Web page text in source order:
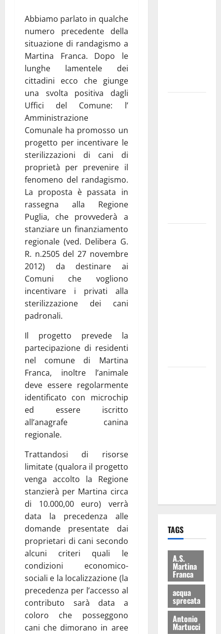
Abbiamo parlato in qualche
numero precedente della
situazione di randagismo a
Martina Franca. Dopo le
lunghe lamentele dei
cittadini ecco che giunge
una svolta positiva dagli
Uffici del Comune: l’
Amministrazione
Comunale ha promosso un
progetto per incentivare le
sterilizzazioni di cani di
proprietà per prevenire il
fenomeno del randagismo.
La proposta è passata in
rassegna alla Regione
Puglia, che provvederà a
stanziare un finanziamento
regionale (ved. Delibera G.
R. n.2505 del 27 novembre
2012) da destinare ai
Comuni che vogliono
incentivare i privati alla
sterilizzazione dei cani
padronali.
Il progetto prevede la
partecipazione di residenti
nel comune di Martina
Franca, inoltre l’animale
deve essere regolarmente
identificato con microchip
ed essere iscritto
all’anagrafe canina
regionale.
Trattandosi di risorse
limitate (qualora il progetto
venga accolto la Regione
stanzierà per Martina circa
di 10.000,00 euro) verrà
data la precedenza alle
domande presentate dai
proprietari di cani secondo
alcuni criteri quali le
condizioni economico-
sociali e la localizzazione (la
precedenza per l’accesso al
contributo sarà data a
coloro che posseggono
cani che dimorano in aree
TAGS
A.S.
Martina
Franca
acqua
sprecata
Antonio
Martucci